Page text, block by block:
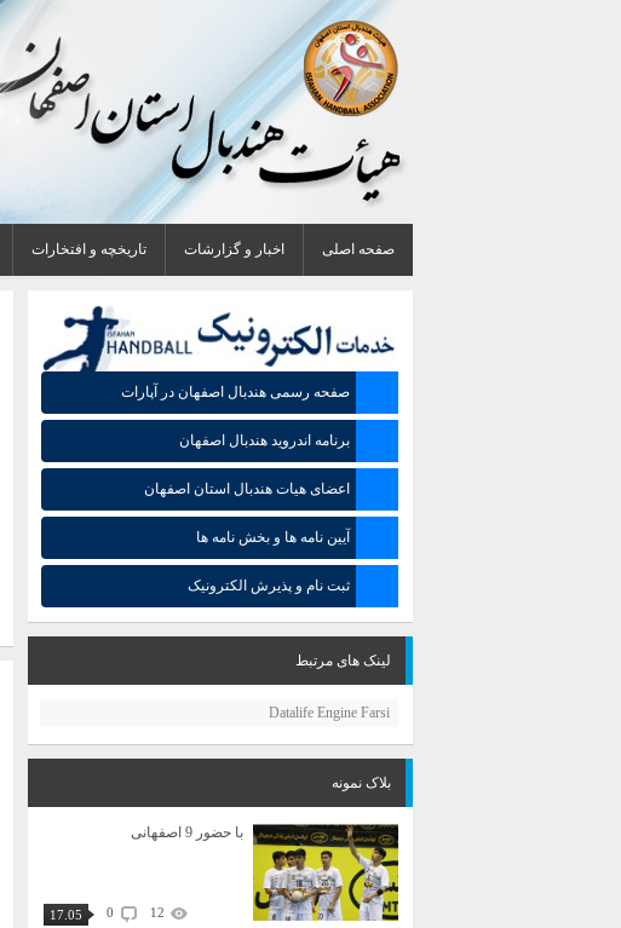
صفحه اصلی اخبار و گزارشات تاریخچه و افتخارات
ثبت نام و پذیرش الکترونیک
آیین نامه ها و بخش نامه ها
اعضای هیات هندبال استان اصفهان
برنامه اندروید هندبال اصفهان
صفحه رسمی هندبال اصفهان در آپارات
لینک های مرتبط
Datalife Engine Farsi
بلاک نمونه
با حضور 9 اصفهانی
17.05 12
0